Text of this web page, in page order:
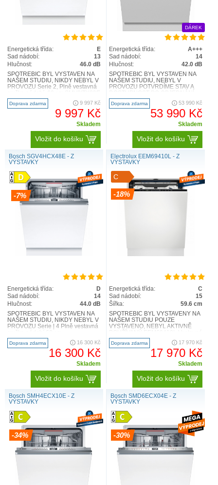
Energetická třída:
E
Sad nádobí:
13
Hlučnost:
46.0 dB
SPOTŘEBIČ BYL VYSTAVEN NA
NAŠEM STUDIU, NIKDY NEBYL V
PROVOZU Serie 2, Plně vestavná
Výkon a spotřeba třída e..
Doprava zdarma 9 997 Kč
9 997 Kč
Skladem
Vložit do košíku
DÁREK
Energetická třída:
A+++
Sad nádobí:
14
Hlučnost:
42.0 dB
SPOTŘEBIČ BYL VYSTAVEN NA
NAŠEM STUDIU, NEBYL V
PROVOZU POTVRDÍME STAV A
Plně vestavná myčka nádobí -
všeuměl Miele d..
Doprava zdarma 53 990 Kč
53 990 Kč
Skladem
Vložit do košíku
Bosch SGV4HCX48E - Z
VÝSTAVKY
-7%
Energetická třída:
D
Sad nádobí:
14
Hlučnost:
44.0 dB
SPOTŘEBIČ BYL VYSTAVEN NA
NAŠEM STUDIU, NIKDY NEBYL V
PROVOZU Serie | 4 Plně vestavná
SGV4HCX48E Technická
specifikace V..
Doprava zdarma 16 300 Kč
16 300 Kč
Skladem
Vložit do košíku
Electrolux EEM69410L - Z
VÝSTAVKY
C
-18%
Energetická třída:
C
Sad nádobí:
15
Šířka:
59.6 cm
SPOTŘEBIČ BYL VYSTAVENÝ NA
NAŠEM STUDIU POUZE
VYSTAVENO, NEBYL AKTIVNĚ
myčka nádobí 60 cm série 700
MaxiFlex FLE..
Doprava zdarma 17 970 Kč
17 970 Kč
Skladem
Vložit do košíku
Bosch SMH4ECX10E - Z
VÝSTAVKY
-34%
Bosch SMD6ECX04E - Z
VÝSTAVKY
-30%